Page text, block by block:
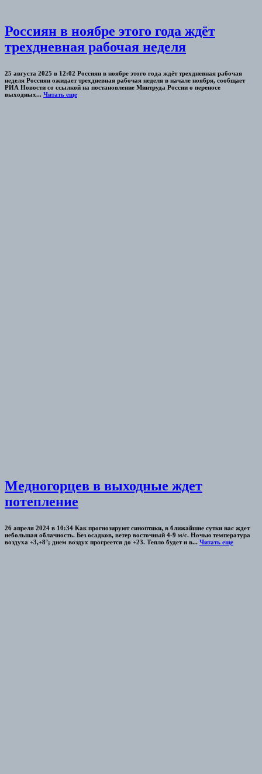
Россиян в ноябре этого года ждёт
трехдневная рабочая неделя
25 августа 2025 в 12:02 Россиян в ноябре этого года ждёт трехдневная рабочая
неделя Россиян ожидает трехдневная рабочая неделя в начале ноября, сообщает
РИА Новости со ссылкой на постановление Минтруда России о переносе
выходных... Читать еще
Медногорцев в выходные ждет
потепление
26 апреля 2024 в 10:34 Как прогнозируют синоптики, в ближайшие сутки нас ждет
небольшая облачность. Без осадков, ветер восточный 4-9 м/с. Ночью температура
воздуха +3,+8°; днем воздух прогреется до +23. Тепло будет и в... Читать еще